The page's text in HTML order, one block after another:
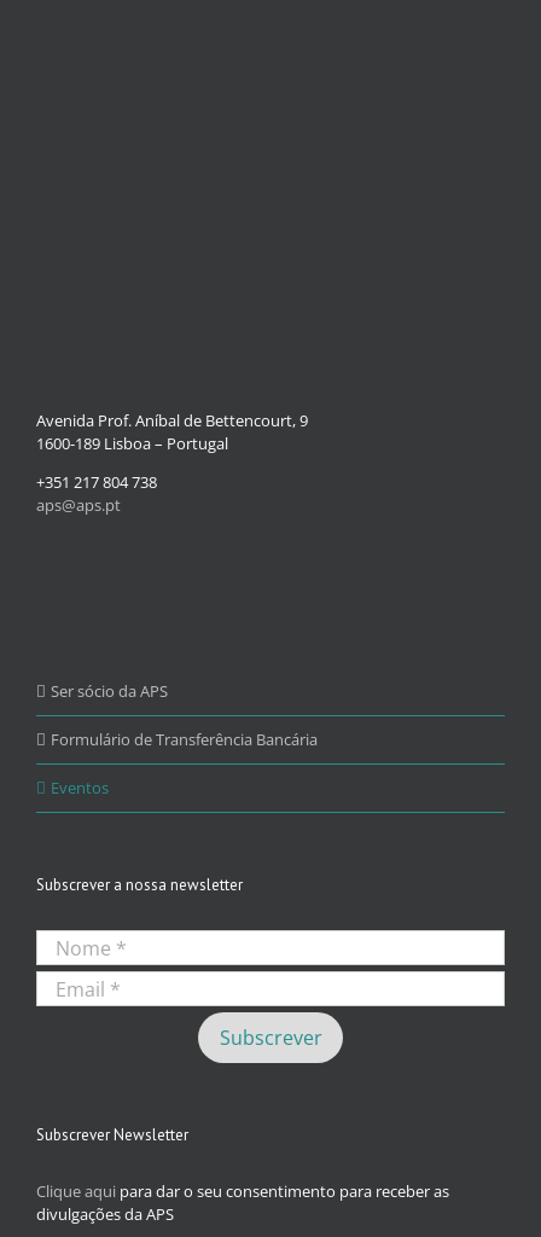
Avenida Prof. Aníbal de Bettencourt, 9
1600-189 Lisboa – Portugal
+351 217 804 738
aps@aps.pt
Ser sócio da APS
Formulário de Transferência Bancária
Eventos
Subscrever a nossa newsletter
Subscrever Newsletter
Clique aqui para dar o seu consentimento para receber as
divulgações da APS